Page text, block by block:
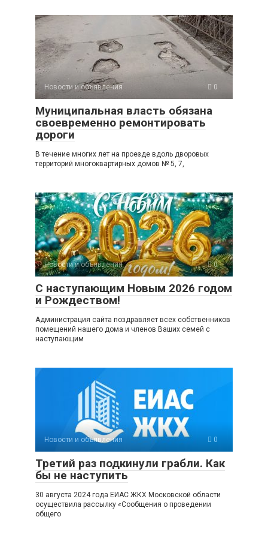
Новости и объявления 0
Муниципальная власть обязана
своевременно ремонтировать
дороги
В течение многих лет на проезде вдоль дворовых
территорий многоквартирных домов № 5, 7,
Новости и объявления 0
С наступающим Новым 2026 годом
и Рождеством!
Администрация сайта поздравляет всех собственников
помещений нашего дома и членов Ваших семей с
наступающим
Новости и объявления 0
Третий раз подкинули грабли. Как
бы не наступить
30 августа 2024 года ЕИАС ЖКХ Московской области
осуществила рассылку «Сообщения о проведении
общего